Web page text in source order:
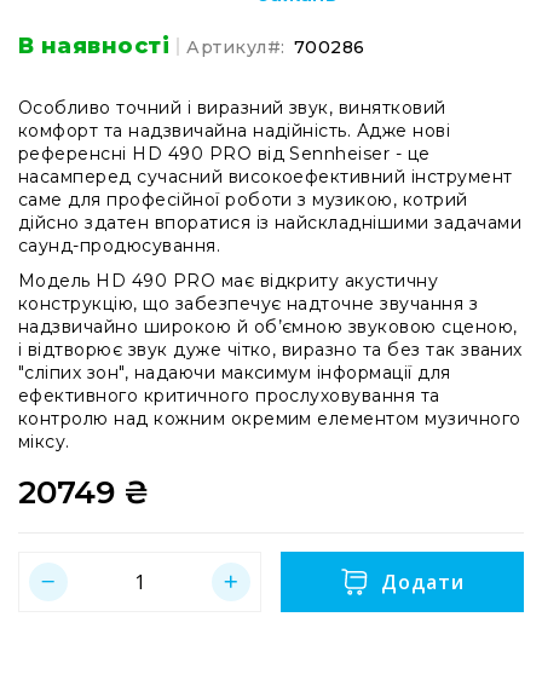
для
навушників
Усі
саундбари
Саундбари
AMBEO
Сабвуфери
AMBEO
Про
Аудіо
Мікрофони
Студійні
Вокальні
USB-
Конференційні
Спрямовані
В наявності Артикул 700286
Особливо точний і виразний звук, винятковий
комфорт та надзвичайна надійність. Адже нові
референсні HD 490 PRO від Sennheiser - це
насамперед сучасний високоефективний інструмент
саме для професійної роботи з музикою, котрий
дійсно здатен впоратися із найскладнішими задачами
саунд-продюсування.
Модель HD 490 PRO має відкриту акустичну
конструкцію, що забезпечує надточне звучання з
надзвичайно широкою й об’ємною звуковою сценою,
і відтворює звук дуже чітко, виразно та без так званих
"сліпих зон", надаючи максимум інформації для
ефективного критичного прослуховування та
контролю над кожним окремим елементом музичного
міксу.
20749 ₴
Додати